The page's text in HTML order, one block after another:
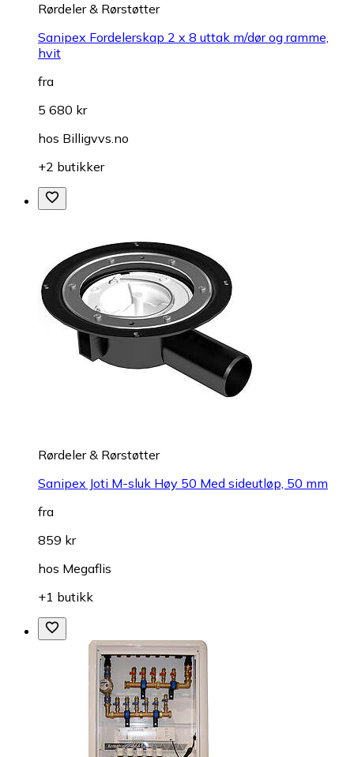
Rørdeler & Rørstøtter
Sanipex Fordelerskap 2 x 8 uttak m/dør og ramme,
hvit
fra
5 680 kr
hos Billigvvs.no
+2 butikker
Rørdeler & Rørstøtter
Sanipex Joti M-sluk Høy 50 Med sideutløp, 50 mm
fra
859 kr
hos Megaflis
+1 butikk